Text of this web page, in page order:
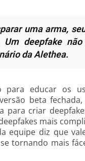
uma arma,
deepfake
da Alethea.
para educar os
beta
para criar
mais
equipe diz que
tornando mais